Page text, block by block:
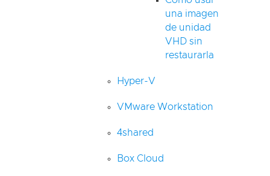
una imagen
de unidad
VHD sin
restaurarla
Hyper-V
VMware Workstation
4shared
Box Cloud